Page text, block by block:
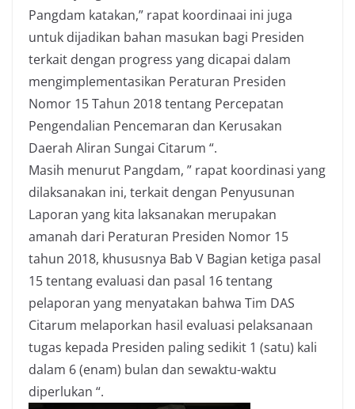
Pangdam katakan,” rapat koordinaai ini juga
untuk dijadikan bahan masukan bagi Presiden
terkait dengan progress yang dicapai dalam
mengimplementasikan Peraturan Presiden
Nomor 15 Tahun 2018 tentang Percepatan
Pengendalian Pencemaran dan Kerusakan
Daerah Aliran Sungai Citarum “.
Masih menurut Pangdam, ” rapat koordinasi yang
dilaksanakan ini, terkait dengan Penyusunan
Laporan yang kita laksanakan merupakan
amanah dari Peraturan Presiden Nomor 15
tahun 2018, khususnya Bab V Bagian ketiga pasal
15 tentang evaluasi dan pasal 16 tentang
pelaporan yang menyatakan bahwa Tim DAS
Citarum melaporkan hasil evaluasi pelaksanaan
tugas kepada Presiden paling sedikit 1 (satu) kali
dalam 6 (enam) bulan dan sewaktu-waktu
diperlukan “.